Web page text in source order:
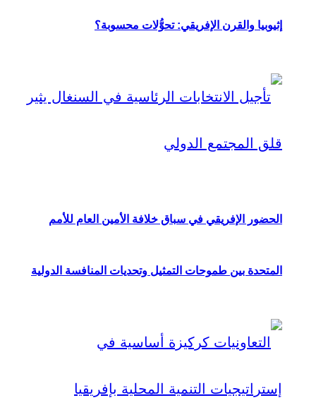
إثيوبيا والقرن الإفريقي: تحوُّلات محسوبة؟
الحضور الإفريقي في سباق خلافة الأمين العام للأمم
المتحدة بين طموحات التمثيل وتحديات المنافسة الدولية